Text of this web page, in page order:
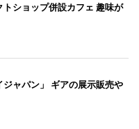
ショップ併設カフェ 趣味が
ャパン」 ギアの展示販売や